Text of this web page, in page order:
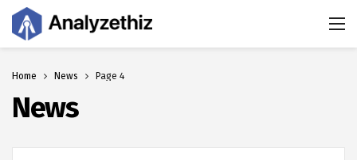
Home News Page 4
News